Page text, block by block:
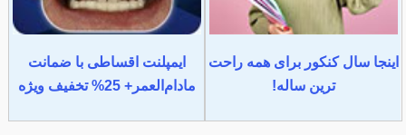
اینجا سال کنکور برای همه راحت
ترین ساله!
ایمپلنت اقساطی با ضمانت
مادام‌العمر+ 25% تخفیف ویژه